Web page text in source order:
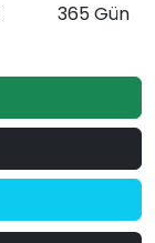
365 Gün